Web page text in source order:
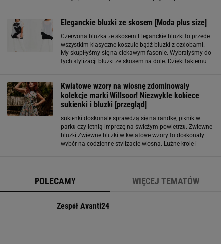
Eleganckie bluzki ze skosem [Moda plus size]
Czerwona bluzka ze skosem Eleganckie bluzki to przede
wszystkim klasyczne koszule bądź bluzki z ozdobami.
My skupiłyśmy się na ciekawym fasonie. Wybrałyśmy do
tych stylizacji bluzki ze skosem na dole. Dzięki takiemu
Kwiatowe wzory na wiosnę zdominowały
kolekcje marki Willsoor! Niezwykle kobiece
sukienki i bluzki [przegląd]
sukienki doskonale sprawdzą się na randkę, piknik w
parku czy letnią imprezę na świeżym powietrzu. Zwiewne
bluzki Zwiewne bluzki w kwiatowe wzory to doskonały
wybór na codzienne stylizacje wiosną. Luźne kroje i
POLECAMY WIĘCEJ TEMATÓW
Zespół Avanti24